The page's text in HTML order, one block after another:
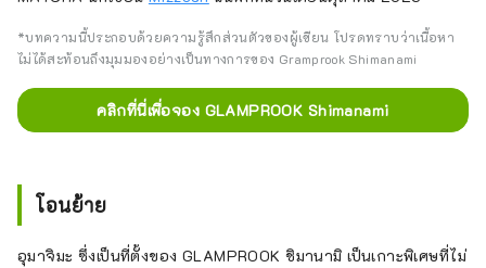
*บทความนี้ประกอบด้วยความรู้สึกส่วนตัวของผู้เขียน โปรดทราบว่าเนื้อหา
ไม่ได้สะท้อนถึงมุมมองอย่างเป็นทางการของ Gramprook Shimanami
คลิกที่นี่เพื่อจอง GLAMPROOK Shimanami
โอนย้าย
อุมาจิมะ ซึ่งเป็นที่ตั้งของ GLAMPROOK ชิมานามิ เป็นเกาะพิเศษที่ไม่